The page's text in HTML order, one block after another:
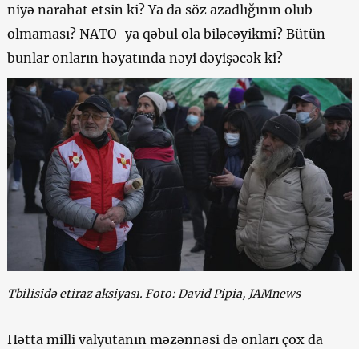
niyə narahat etsin ki? Ya da söz azadlığının olub-
olmaması? NATO-ya qəbul ola biləcəyikmi? Bütün
bunlar onların həyatında nəyi dəyişəcək ki?
Tbilisidə etiraz aksiyası. Foto: David Pipia, JAMnews
Hətta milli valyutanın məzənnəsi də onları çox da